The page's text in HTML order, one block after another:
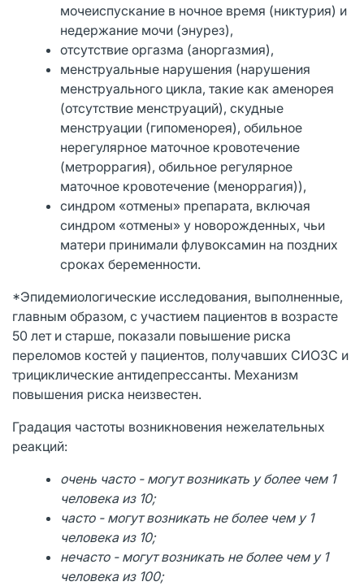
мочеиспускание в ночное время (никтурия) и
недержание мочи (энурез),
отсутствие оргазма (аноргазмия),
менструальные нарушения (нарушения
менструального цикла, такие как аменорея
(отсутствие менструаций), скудные
менструации (гипоменорея), обильное
нерегулярное маточное кровотечение
(метроррагия), обильное регулярное
маточное кровотечение (меноррагия)),
синдром «отмены» препарата, включая
синдром «отмены» у новорожденных, чьи
матери принимали флувоксамин на поздних
сроках беременности.
*Эпидемиологические исследования, выполненные,
главным образом, с участием пациентов в возрасте
50 лет и старше, показали повышение риска
переломов костей у пациентов, получавших СИОЗС и
трициклические антидепрессанты. Механизм
повышения риска неизвестен.
Градация частоты возникновения нежелательных
реакций:
очень часто - могут возникать у более чем 1
человека из 10;
часто - могут возникать не более чем у 1
человека из 10;
нечасто - могут возникать не более чем у 1
человека из 100;